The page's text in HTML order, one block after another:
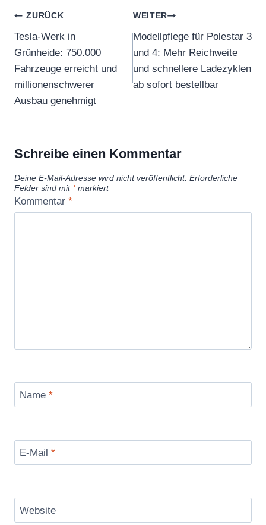
Beitragsnavigation
ZURÜCK
Tesla-Werk in
Grünheide: 750.000
Fahrzeuge erreicht und
millionenschwerer
Ausbau genehmigt
WEITER
Modellpflege für Polestar 3
und 4: Mehr Reichweite
und schnellere Ladezyklen
ab sofort bestellbar
Schreibe einen Kommentar
Deine E-Mail-Adresse wird nicht veröffentlicht. Erforderliche
Felder sind mit *markiert
Kommentar *
Name *
E-Mail *
Website